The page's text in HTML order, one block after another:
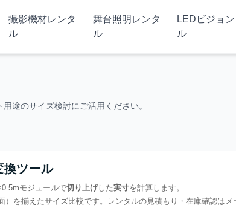
撮影機材レンタ
ル
舞台照明レンタ
ル
LEDビジョ
ル
途のサイズ検討にご活用ください。
換ツール
モジュールで切り上げした実寸を計算します。
）を揃えたサイズ比較です。レンタルの見積もり・在庫確認はメ